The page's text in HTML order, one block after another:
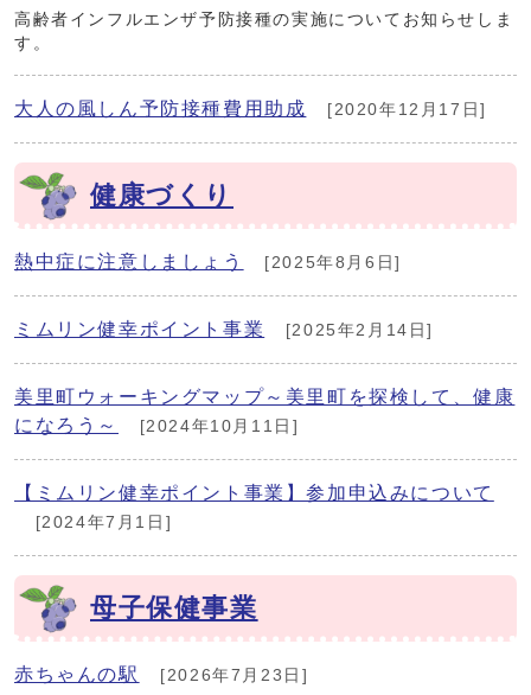
高齢者インフルエンザ予防接種の実施についてお知らせしま
す。
大人の風しん予防接種費用助成 [2020年12月17日]
健康づくり
熱中症に注意しましょう [2025年8月6日]
ミムリン健幸ポイント事業 [2025年2月14日]
美里町ウォーキングマップ～美里町を探検して、健康
になろう～
[2024年10月11日]
【ミムリン健幸ポイント事業】参加申込みについて
[2024年7月1日]
母子保健事業
赤ちゃんの駅
[2026年7月23日]